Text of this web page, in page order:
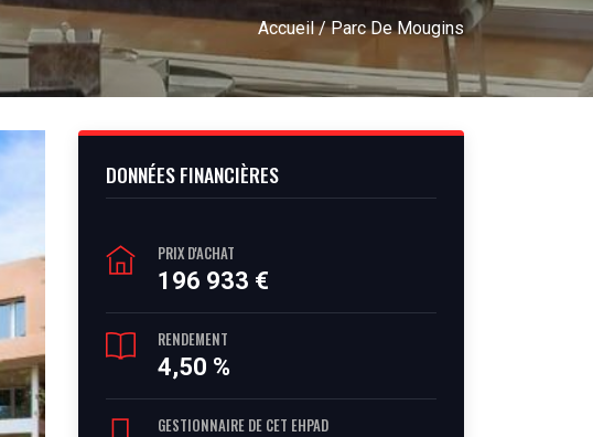
Accueil/ Parc De Mougins
DONNÉES FINANCIÈRES
PRIX D'ACHAT
196 933 €
RENDEMENT
4,50 %
GESTIONNAIRE DE CET EHPAD